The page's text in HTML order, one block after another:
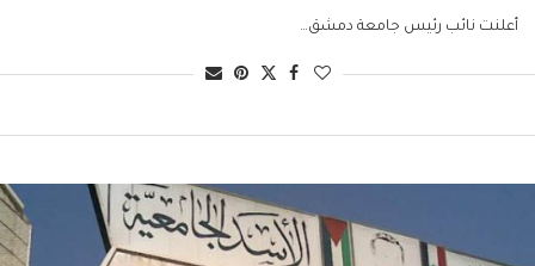
أعلنت نائب رئيس جامعة دمشق…